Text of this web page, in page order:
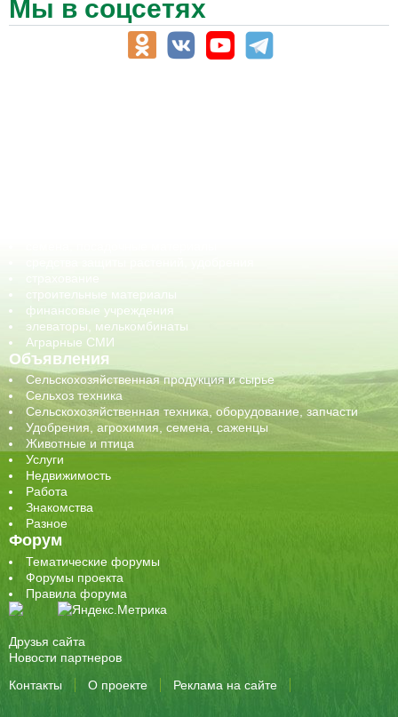
Мы в соцсетях
строительные материалы
финансовые учреждения
элеваторы, мелькомбинаты
Аграрные СМИ
Объявления
Сельскохозяйственная продукция и сырье
Сельхоз техника
Сельскохозяйственная техника, оборудование, запчасти
Удобрения, агрохимия, семена, саженцы
Животные и птица
Услуги
Недвижимость
Работа
Знакомства
Разное
Форум
Тематические форумы
Форумы проекта
Правила форума
Друзья сайта
Новости партнеров
Контакты
О проекте Реклама на сайте